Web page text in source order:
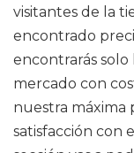
visitantes de la
encontrado
encontrarás
mercado con
nuestra máxima
satisfacción con